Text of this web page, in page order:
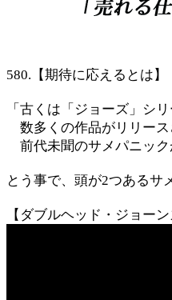
580.【期待に応えるとは】
「古くは「ジョーズ」シ
数多くの作品がリリース
前代未聞のサメパニック
とう事で、頭が2つあるサ
【ダブルヘッド・ジョーン